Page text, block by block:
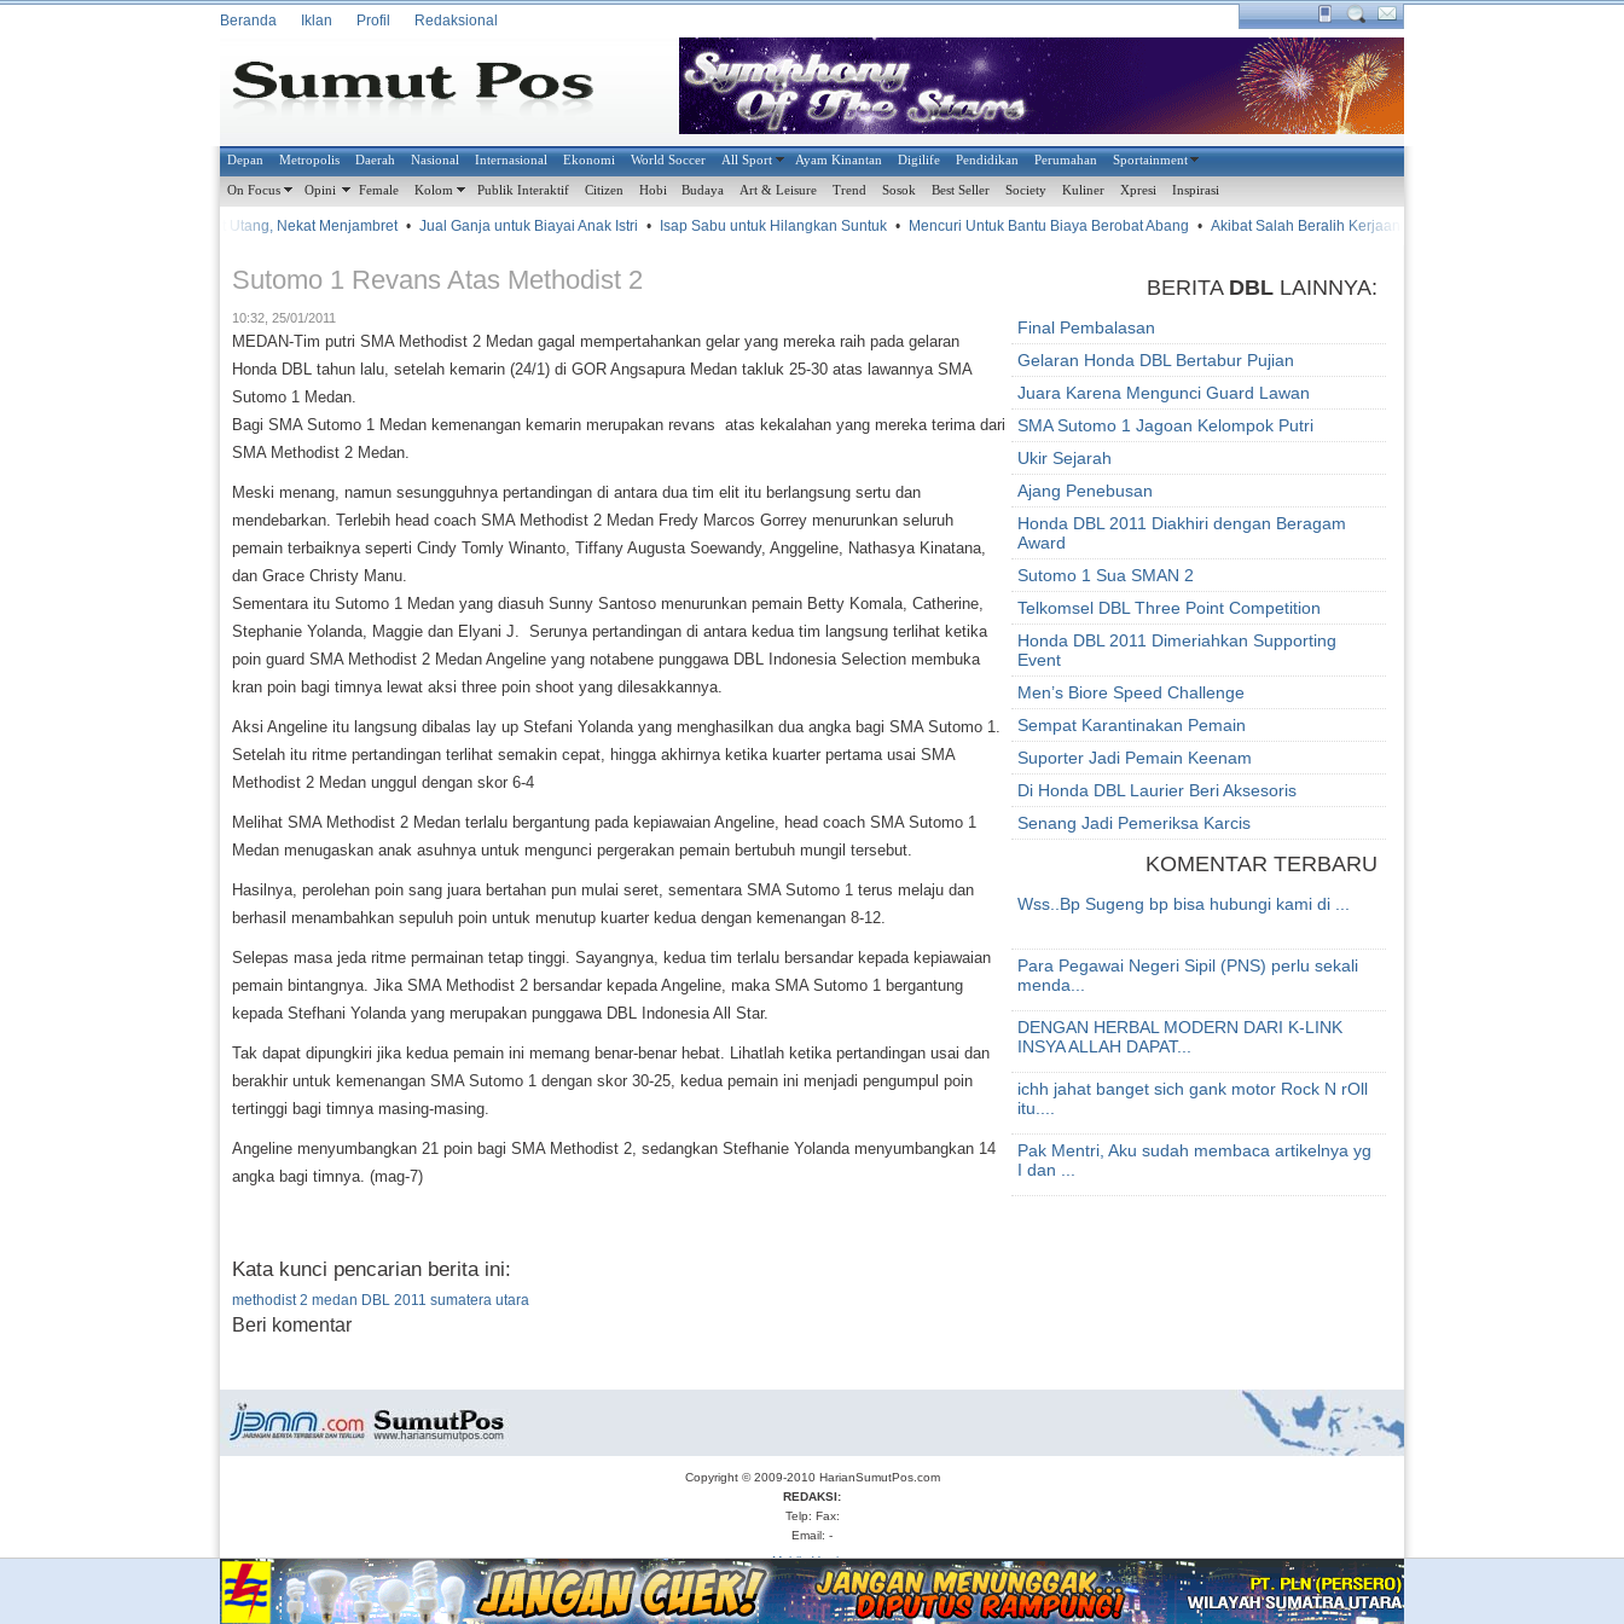
Beranda Iklan Profil Redaksional
Depan Metropolis Daerah Nasional Internasional Ekonomi World Soccer All Sport Ayam Kinantan Digilife Pendidikan Perumahan Sportainment
On Focus Opini Female Kolom Publik Interaktif Citizen Hobi Budaya Art & Leisure Trend Sosok Best Seller Society Kuliner Xpresi Inspirasi
Terlilit Utang, Nekat Menjambret • Jual Ganja untuk Biayai Anak Istri • Isap Sabu untuk Hilangkan Suntuk • Mencuri Untuk Bantu Biaya Berobat Abang • Akibat Salah Beralih Kerjaan
Sutomo 1 Revans Atas Methodist 2
10:32, 25/01/2011
MEDAN-Tim putri SMA Methodist 2 Medan gagal mempertahankan gelar yang mereka raih pada gelaran
Honda DBL tahun lalu, setelah kemarin (24/1) di GOR Angsapura Medan takluk 25-30 atas lawannya SMA
Sutomo 1 Medan.
Bagi SMA Sutomo 1 Medan kemenangan kemarin merupakan revans atas kekalahan yang mereka terima dari
SMA Methodist 2 Medan.
Meski menang, namun sesungguhnya pertandingan di antara dua tim elit itu berlangsung sertu dan
mendebarkan. Terlebih head coach SMA Methodist 2 Medan Fredy Marcos Gorrey menurunkan seluruh
pemain terbaiknya seperti Cindy Tomly Winanto, Tiffany Augusta Soewandy, Anggeline, Nathasya Kinatana,
dan Grace Christy Manu.
Sementara itu Sutomo 1 Medan yang diasuh Sunny Santoso menurunkan pemain Betty Komala, Catherine,
Stephanie Yolanda, Maggie dan Elyani J. Serunya pertandingan di antara kedua tim langsung terlihat ketika
poin guard SMA Methodist 2 Medan Angeline yang notabene punggawa DBL Indonesia Selection membuka
kran poin bagi timnya lewat aksi three poin shoot yang dilesakkannya.
Aksi Angeline itu langsung dibalas lay up Stefani Yolanda yang menghasilkan dua angka bagi SMA Sutomo 1.
Setelah itu ritme pertandingan terlihat semakin cepat, hingga akhirnya ketika kuarter pertama usai SMA
Methodist 2 Medan unggul dengan skor 6-4
Melihat SMA Methodist 2 Medan terlalu bergantung pada kepiawaian Angeline, head coach SMA Sutomo 1
Medan menugaskan anak asuhnya untuk mengunci pergerakan pemain bertubuh mungil tersebut.
Hasilnya, perolehan poin sang juara bertahan pun mulai seret, sementara SMA Sutomo 1 terus melaju dan
berhasil menambahkan sepuluh poin untuk menutup kuarter kedua dengan kemenangan 8-12.
Selepas masa jeda ritme permainan tetap tinggi. Sayangnya, kedua tim terlalu bersandar kepada kepiawaian
pemain bintangnya. Jika SMA Methodist 2 bersandar kepada Angeline, maka SMA Sutomo 1 bergantung
kepada Stefhani Yolanda yang merupakan punggawa DBL Indonesia All Star.
Tak dapat dipungkiri jika kedua pemain ini memang benar-benar hebat. Lihatlah ketika pertandingan usai dan
berakhir untuk kemenangan SMA Sutomo 1 dengan skor 30-25, kedua pemain ini menjadi pengumpul poin
tertinggi bagi timnya masing-masing.
Angeline menyumbangkan 21 poin bagi SMA Methodist 2, sedangkan Stefhanie Yolanda menyumbangkan 14
angka bagi timnya. (mag-7)
Kata kunci pencarian berita ini:
methodist 2 medan DBL 2011 sumatera utara
Beri komentar
BERITA DBL LAINNYA:
Final Pembalasan
Gelaran Honda DBL Bertabur Pujian
Juara Karena Mengunci Guard Lawan
SMA Sutomo 1 Jagoan Kelompok Putri
Ukir Sejarah
Ajang Penebusan
Honda DBL 2011 Diakhiri dengan Beragam
Award
Sutomo 1 Sua SMAN 2
Telkomsel DBL Three Point Competition
Honda DBL 2011 Dimeriahkan Supporting
Event
Men’s Biore Speed Challenge
Sempat Karantinakan Pemain
Suporter Jadi Pemain Keenam
Di Honda DBL Laurier Beri Aksesoris
Senang Jadi Pemeriksa Karcis
KOMENTAR TERBARU
Wss..Bp Sugeng bp bisa hubungi kami di ...
Para Pegawai Negeri Sipil (PNS) perlu sekali
menda...
DENGAN HERBAL MODERN DARI K-LINK
INSYA ALLAH DAPAT...
ichh jahat banget sich gank motor Rock N rOll
itu....
Pak Mentri, Aku sudah membaca artikelnya yg
I dan ...
Copyright © 2009-2010 HarianSumutPos.com
REDAKSI:
Telp: Fax:
Email: -
Mobile Version